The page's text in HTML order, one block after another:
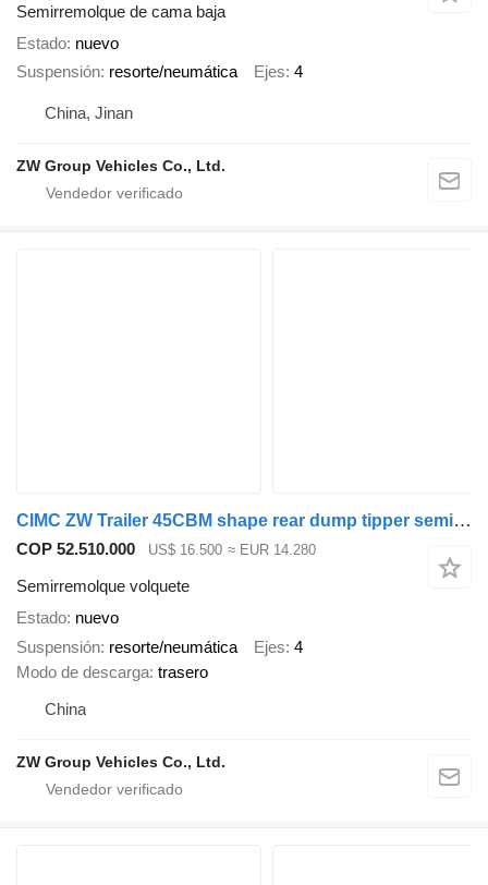
Semirremolque de cama baja
Estado nuevo
Suspensión resorte/neumática Ejes 4
China, Jinan
ZW Group Vehicles Co., Ltd.
CIMC ZW Trailer 45CBM shape rear dump tipper semi trailer
COP 52.510.000 US$ 16.500 ≈ EUR 14.280
Semirremolque volquete
Estado nuevo
Suspensión resorte/neumática Ejes 4
Modo de descarga trasero
China
ZW Group Vehicles Co., Ltd.